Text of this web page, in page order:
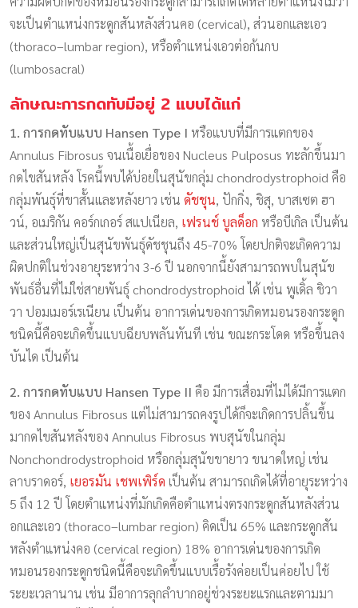
จะเป็นตำแหน่งกระดูกสันหลังส่วนคอ (cervical), ส่วนอกและเอว
(thoraco–lumbar region), หรือตำแหน่งเอวต่อก้นกบ
(lumbosacral)
ลักษณะการกดทับมีอยู่ 2 แบบได้แก่
1. การกดทับแบบ Hansen Type I หรือแบบที่มีการแตกของ
Annulus Fibrosus จนเนื้อเยื่อของ Nucleus Pulposus ทะลักขึ้นมา
กดไขสันหลัง โรคนี้พบได้บ่อยในสุนัขกลุ่ม chondrodystrophoid คือ
กลุ่มพันธุ์ที่ขาสั้นและหลังยาว เช่น ดัชชุน, ปักกิ่ง, ชิสุ, บาสเซต ฮา
วน์, อเมริกัน คอร์กเกอร์ สแปเนียล, เฟรนช์ บูลด็อก หรือบีเกิล เป็นต้น
และส่วนใหญ่เป็นสุนัขพันธุ์ดัชชุนถึง 45-70% โดยปกติจะเกิดความ
ผิดปกติในช่วงอายุระหว่าง 3-6 ปี นอกจากนี้ยังสามารถพบในสุนัข
พันธ์อื่นที่ไม่ใช่สายพันธุ์ chondrodystrophoid ได้ เช่น พูเดิ้ล ชิวา
วา ปอมเมอร์เรเนียน เป็นต้น อาการเด่นของการเกิดหมอนรองกระดูก
ชนิดนี้คือจะเกิดขึ้นแบบฉียบพลันทันที เช่น ขณะกระโดด หรือขึ้นลง
บันได เป็นต้น
2. การกดทับแบบ Hansen Type II คือ มีการเสื่อมที่ไม่ได้มีการแตก
ของ Annulus Fibrosus แต่ไม่สามารถคงรูปได้ก็จะเกิดการปลิ้นขึ้น
มากดไขสันหลังของ Annulus Fibrosus พบสุนัขในกลุ่ม
Nonchondrodystrophoid หรือกลุ่มสุนัขขายาว ขนาดใหญ่ เช่น
ลาบราดอร์, เยอรมัน เชพเพิร์ด เป็นต้น สามารถเกิดได้ที่อายุระหว่าง
5 ถึง 12 ปี โดยตำแหน่งที่มักเกิดคือตำแหน่งตรงกระดูกสันหลังส่วน
อกและเอว (thoraco–lumbar region) คิดเป็น 65% และกระดูกสัน
หลังตำแหน่งคอ (cervical region) 18% อาการเด่นของการเกิด
หมอนรองกระดูกชนิดนี้คือจะเกิดขึ้นแบบเรื้อรังค่อยเป็นค่อยไป ใช้
ระยะเวลานาน เช่น มีอาการลุกลำบากอยู่ช่วงระยะแรกและตามมา